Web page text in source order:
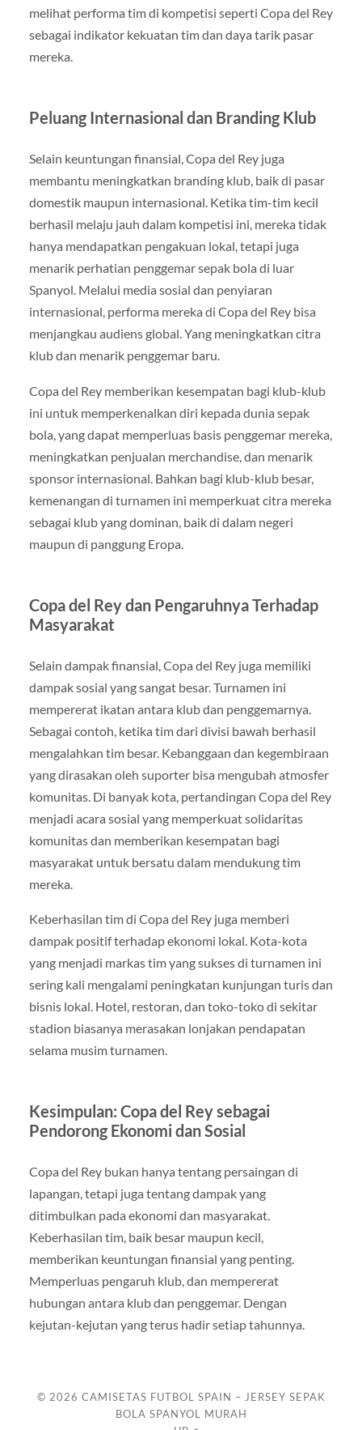
melihat performa tim di kompetisi seperti Copa del Rey
sebagai indikator kekuatan tim dan daya tarik pasar
mereka.
Peluang Internasional dan Branding Klub
Selain keuntungan finansial, Copa del Rey juga
membantu meningkatkan branding klub, baik di pasar
domestik maupun internasional. Ketika tim-tim kecil
berhasil melaju jauh dalam kompetisi ini, mereka tidak
hanya mendapatkan pengakuan lokal, tetapi juga
menarik perhatian penggemar sepak bola di luar
Spanyol. Melalui media sosial dan penyiaran
internasional, performa mereka di Copa del Rey bisa
menjangkau audiens global. Yang meningkatkan citra
klub dan menarik penggemar baru.
Copa del Rey memberikan kesempatan bagi klub-klub
ini untuk memperkenalkan diri kepada dunia sepak
bola, yang dapat memperluas basis penggemar mereka,
meningkatkan penjualan merchandise, dan menarik
sponsor internasional. Bahkan bagi klub-klub besar,
kemenangan di turnamen ini memperkuat citra mereka
sebagai klub yang dominan, baik di dalam negeri
maupun di panggung Eropa.
Copa del Rey dan Pengaruhnya Terhadap
Masyarakat
Selain dampak finansial, Copa del Rey juga memiliki
dampak sosial yang sangat besar. Turnamen ini
mempererat ikatan antara klub dan penggemarnya.
Sebagai contoh, ketika tim dari divisi bawah berhasil
mengalahkan tim besar. Kebanggaan dan kegembiraan
yang dirasakan oleh suporter bisa mengubah atmosfer
komunitas. Di banyak kota, pertandingan Copa del Rey
menjadi acara sosial yang memperkuat solidaritas
komunitas dan memberikan kesempatan bagi
masyarakat untuk bersatu dalam mendukung tim
mereka.
Keberhasilan tim di Copa del Rey juga memberi
dampak positif terhadap ekonomi lokal. Kota-kota
yang menjadi markas tim yang sukses di turnamen ini
sering kali mengalami peningkatan kunjungan turis dan
bisnis lokal. Hotel, restoran, dan toko-toko di sekitar
stadion biasanya merasakan lonjakan pendapatan
selama musim turnamen.
Kesimpulan: Copa del Rey sebagai
Pendorong Ekonomi dan Sosial
Copa del Rey bukan hanya tentang persaingan di
lapangan, tetapi juga tentang dampak yang
ditimbulkan pada ekonomi dan masyarakat.
Keberhasilan tim, baik besar maupun kecil,
memberikan keuntungan finansial yang penting.
Memperluas pengaruh klub, dan mempererat
hubungan antara klub dan penggemar. Dengan
kejutan-kejutan yang terus hadir setiap tahunnya.
© 2026 CAMISETAS FUTBOL SPAIN – JERSEY SEPAK
BOLA SPANYOL MURAH